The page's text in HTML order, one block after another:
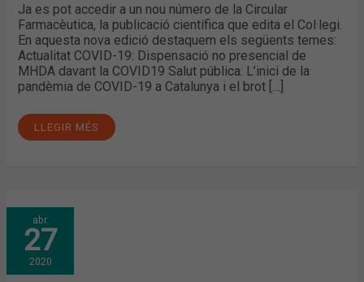
Ja es pot accedir a un nou número de la Circular
Farmacèutica, la publicació científica que edita el Col·legi.
En aquesta nova edició destaquem els següents temes:
Actualitat COVID-19: Dispensació no presencial de
MHDA davant la COVID19 Salut pública: L’inici de la
pandèmia de COVID-19 a Catalunya i el brot […]
LLEGIR MÉS
abr.
27
2020
MARÇ:
EL
PAPER
DELS
FARMACÈUTICS
ENFRONT
DE